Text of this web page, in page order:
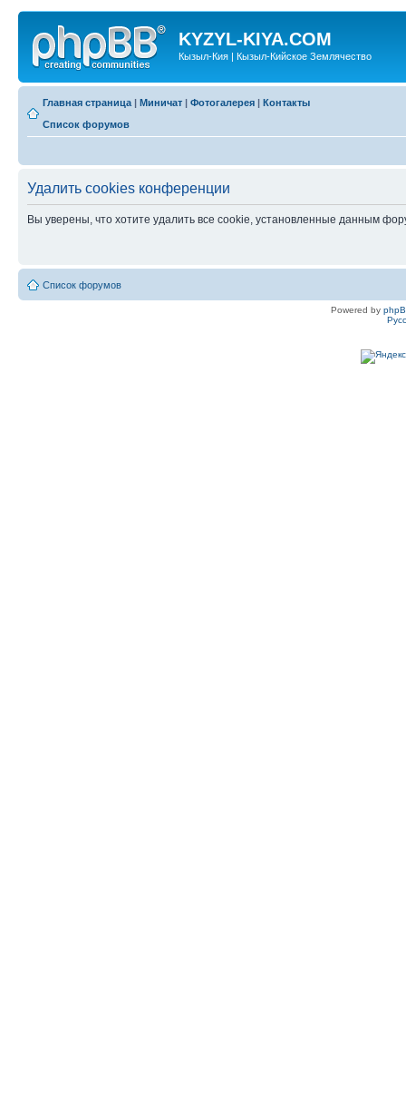
KYZYL-KIYA.COM
Кызыл-Кия | Кызыл-Кийское Землячество
Главная страница | Миничат | Фотогалерея | Контакты
Список форумов
Удалить cookies конференции
Вы уверены, что хотите удалить все cookie, установленные данным
Список форумов
Powered by